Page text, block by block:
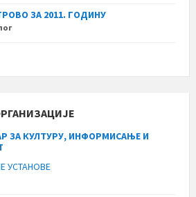
ЗА 2011. ГОДИНУ
ЗА КУЛТУРУ, ИНФОРМИСАЊЕ И
УСТАНОВЕ